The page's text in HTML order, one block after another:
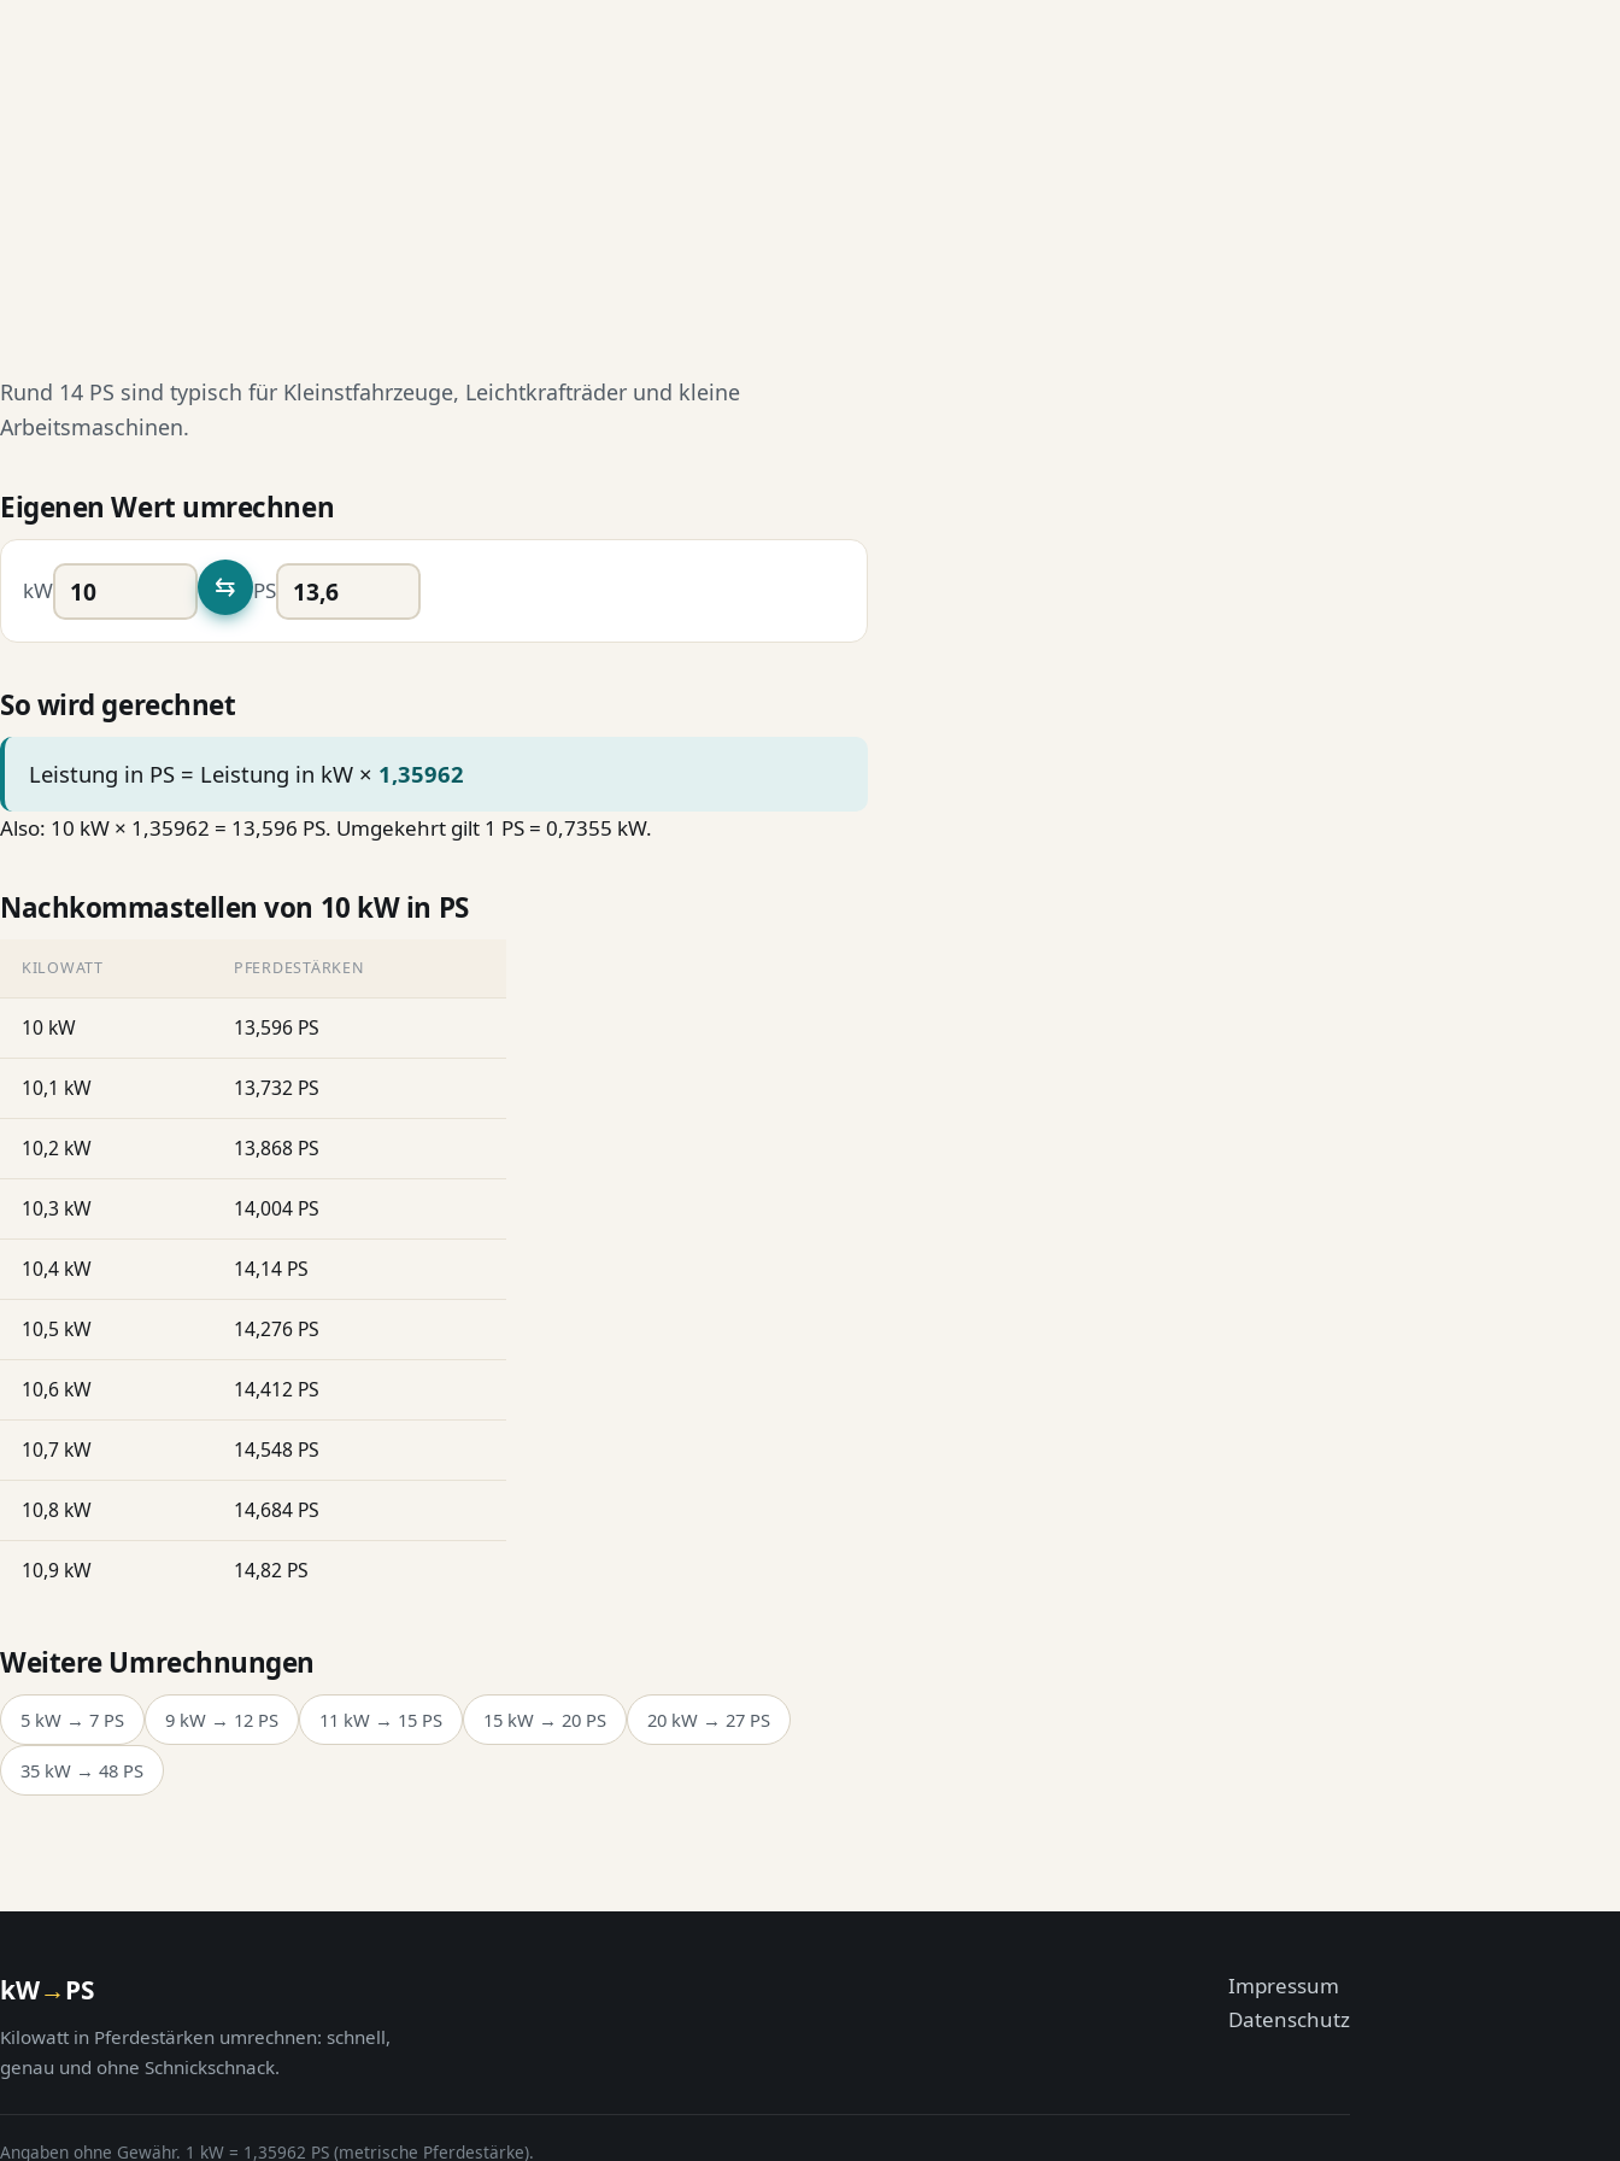
Rund 14 PS sind typisch für Kleinstfahrzeuge, Leichtkrafträder und kleine
Arbeitsmaschinen.
Eigenen Wert umrechnen
kW ⇆ PS
So wird gerechnet
Leistung in PS = Leistung in kW × 1,35962
Also: 10 kW × 1,35962 = 13,596 PS. Umgekehrt gilt 1 PS = 0,7355 kW.
Nachkommastellen von 10 kW in PS
KILOWATT PFERDESTÄRKEN
10 kW 13,596 PS
10,1 kW 13,732 PS
10,2 kW 13,868 PS
10,3 kW 14,004 PS
10,4 kW 14,14 PS
10,5 kW 14,276 PS
10,6 kW 14,412 PS
10,7 kW 14,548 PS
10,8 kW 14,684 PS
10,9 kW 14,82 PS
Weitere Umrechnungen
5 kW → 7 PS 9 kW → 12 PS 11 kW → 15 PS 15 kW → 20 PS 20 kW → 27 PS
35 kW → 48 PS
kW→PS
Kilowatt in Pferdestärken umrechnen: schnell,
genau und ohne Schnickschnack.
Impressum
Datenschutz
Angaben ohne Gewähr. 1 kW = 1,35962 PS (metrische Pferdestärke).